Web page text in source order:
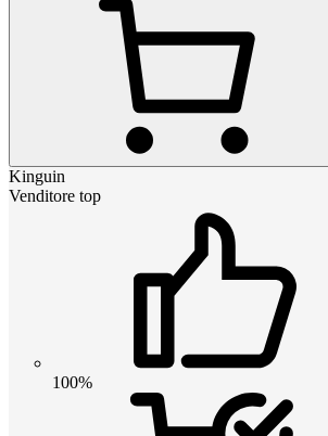
Kinguin
Venditore top
100%